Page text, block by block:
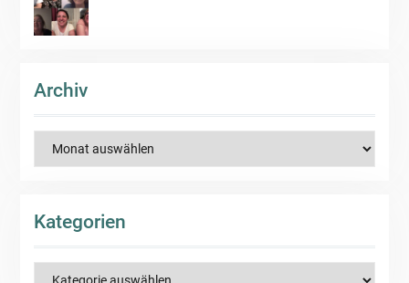
Archiv
Archiv
Kategorien
Kategorien